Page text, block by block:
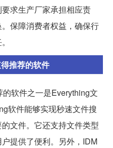
求生产厂家承担相应责
保障消费者权益，确保行
推荐的软件
软件之一是Everything文
软件能够实现秒速文件搜
文件。它还支持文件类型
提供了便利。另外，IDM